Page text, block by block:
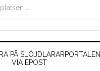
PÅ SLÖJDLÄRARPORTALEN
VIA EPOST